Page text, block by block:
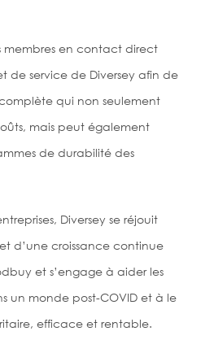
membres en contact direct
de service de Diversey afin de
qui non seulement
mais peut également
de durabilité des
Diversey se réjouit
d’une croissance continue
et s’engage à aider les
un monde post-COVID et à le
efficace et rentable.